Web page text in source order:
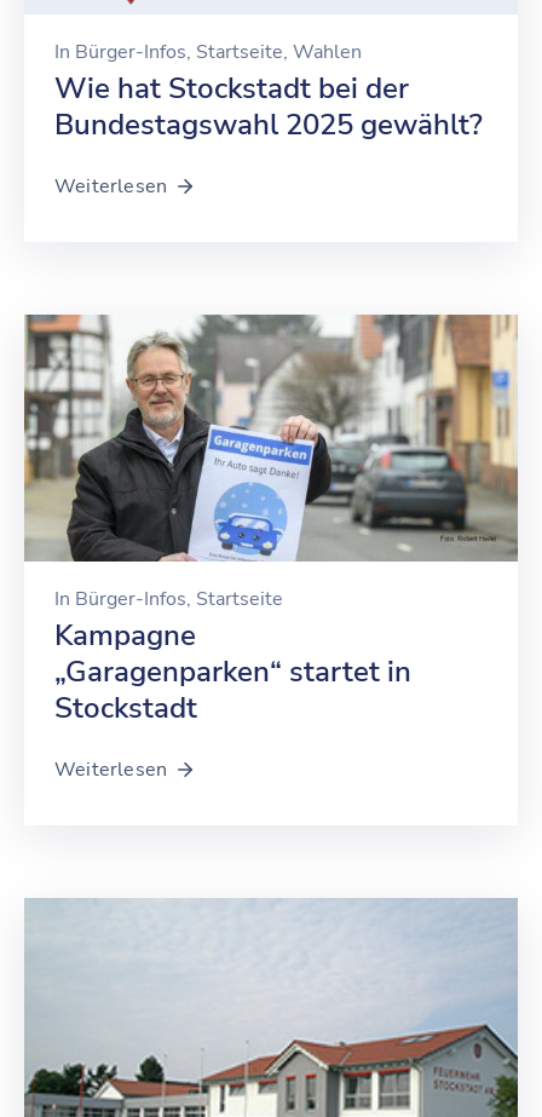
In Bürger-Infos‚ Startseite‚ Wahlen
Wie hat Stockstadt bei der
Bundestagswahl 2025 gewählt?
Weiterlesen
In Bürger-Infos‚ Startseite
Kampagne
„Garagenparken“ startet in
Stockstadt
Weiterlesen